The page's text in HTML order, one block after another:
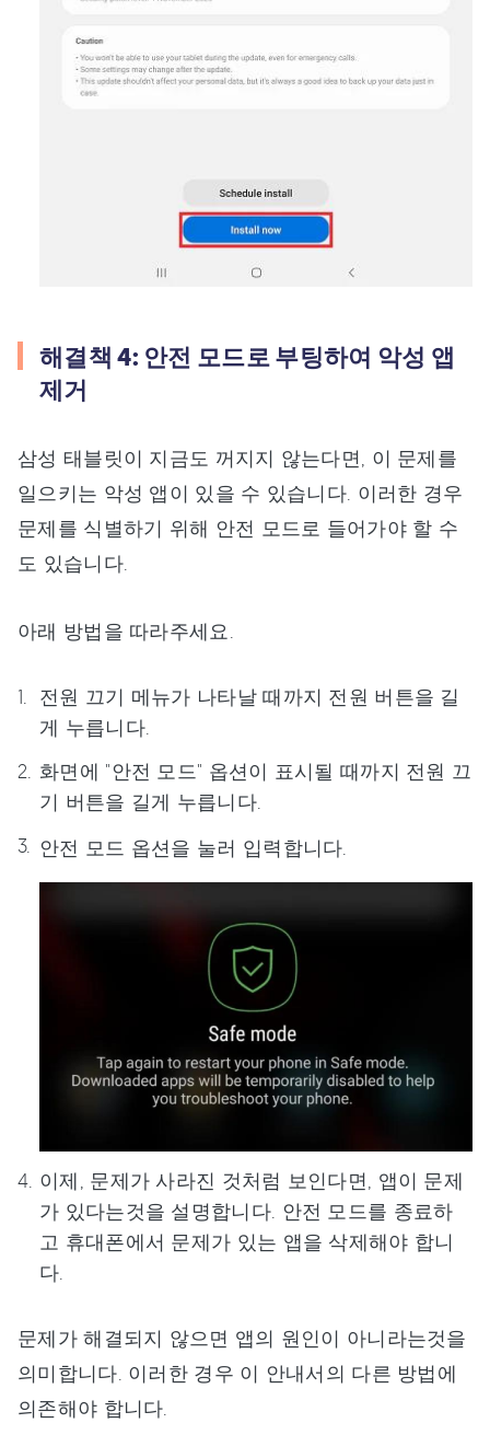
해결책 4: 안전 모드로 부팅하여 악성 앱
제거
삼성 태블릿이 지금도 꺼지지 않는다면, 이 문제를
일으키는 악성 앱이 있을 수 있습니다. 이러한 경우
문제를 식별하기 위해 안전 모드로 들어가야 할 수
도 있습니다.
아래 방법을 따라주세요.
전원 끄기 메뉴가 나타날 때까지 전원 버튼을 길
게 누릅니다.
화면에 "안전 모드" 옵션이 표시될 때까지 전원 끄
기 버튼을 길게 누릅니다.
안전 모드 옵션을 눌러 입력합니다.
이제, 문제가 사라진 것처럼 보인다면, 앱이 문제
가 있다는것을 설명합니다. 안전 모드를 종료하
고 휴대폰에서 문제가 있는 앱을 삭제해야 합니
다.
문제가 해결되지 않으면 앱의 원인이 아니라는것을
의미합니다. 이러한 경우 이 안내서의 다른 방법에
의존해야 합니다.